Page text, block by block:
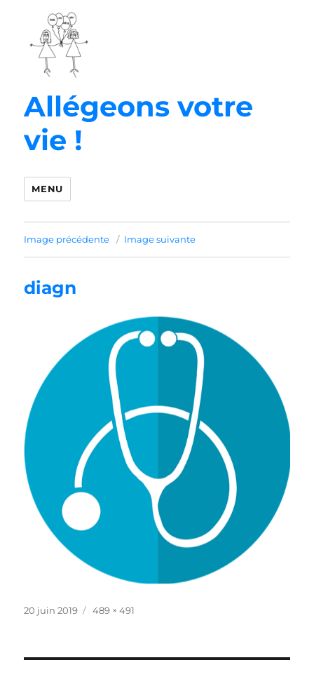
Allégeons votre
vie !
MENU
Image précédente Image suivante
diagn
Publié
20 juin 2019
Taille
489 × 491